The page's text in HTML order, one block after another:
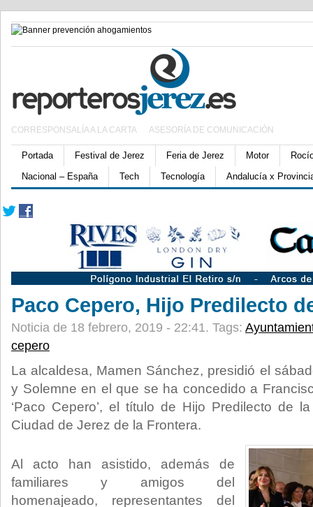
CORRESPONSALÍA A LA CARTA ASESORÍA DE COMUNICACIÓN
Portada Festival de Jerez Feria de Jerez Motor
Nacional – España
Tech Tecnología Andalucía x
Paco Cepero, Hijo Predilecto
Noticia de 18 febrero, 2019 - 22:41. Tags:
cepero
La alcaldesa, Mamen Sánchez, presidió el
y Solemne en el que se ha concedido a
‘Paco Cepero’, el título de Hijo Predilecto de
Ciudad de Jerez de la Frontera.
Al acto han asistido, además de
familiares y amigos del
homenajeado, representantes del